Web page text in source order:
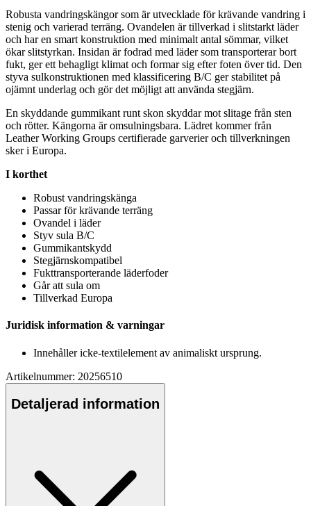
Robusta vandringskängor som är utvecklade för krävande vandring i
stenig och varierad terräng. Ovandelen är tillverkad i slitstarkt läder
och har en smart konstruktion med minimalt antal sömmar, vilket
ökar slitstyrkan. Insidan är fodrad med läder som transporterar bort
fukt, ger ett behagligt klimat och formar sig efter foten över tid. Den
styva sulkonstruktionen med klassificering B/C ger stabilitet på
ojämnt underlag och gör det möjligt att använda stegjärn.
En skyddande gummikant runt skon skyddar mot slitage från sten
och rötter. Kängorna är omsulningsbara. Lädret kommer från
Leather Working Groups certifierade garverier och tillverkningen
sker i Europa.
I korthet
Robust vandringskänga
Passar för krävande terräng
Ovandel i läder
Styv sula B/C
Gummikantskydd
Stegjärnskompatibel
Fukttransporterande läderfoder
Går att sula om
Tillverkad Europa
Juridisk information & varningar
Innehåller icke-textilelement av animaliskt ursprung.
Artikelnummer: 20256510
Detaljerad information